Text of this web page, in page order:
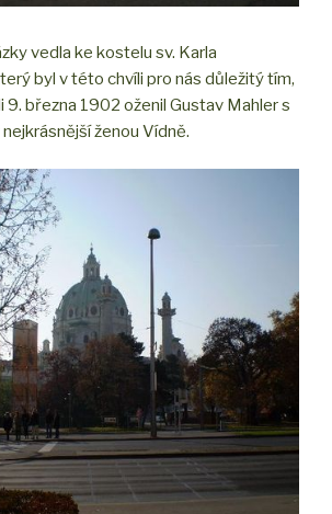
vedla ke kostelu sv. Karla
byl v této chvíli pro nás důležitý tím,
9. března 1902 oženil Gustav Mahler s
ženou Vídně.